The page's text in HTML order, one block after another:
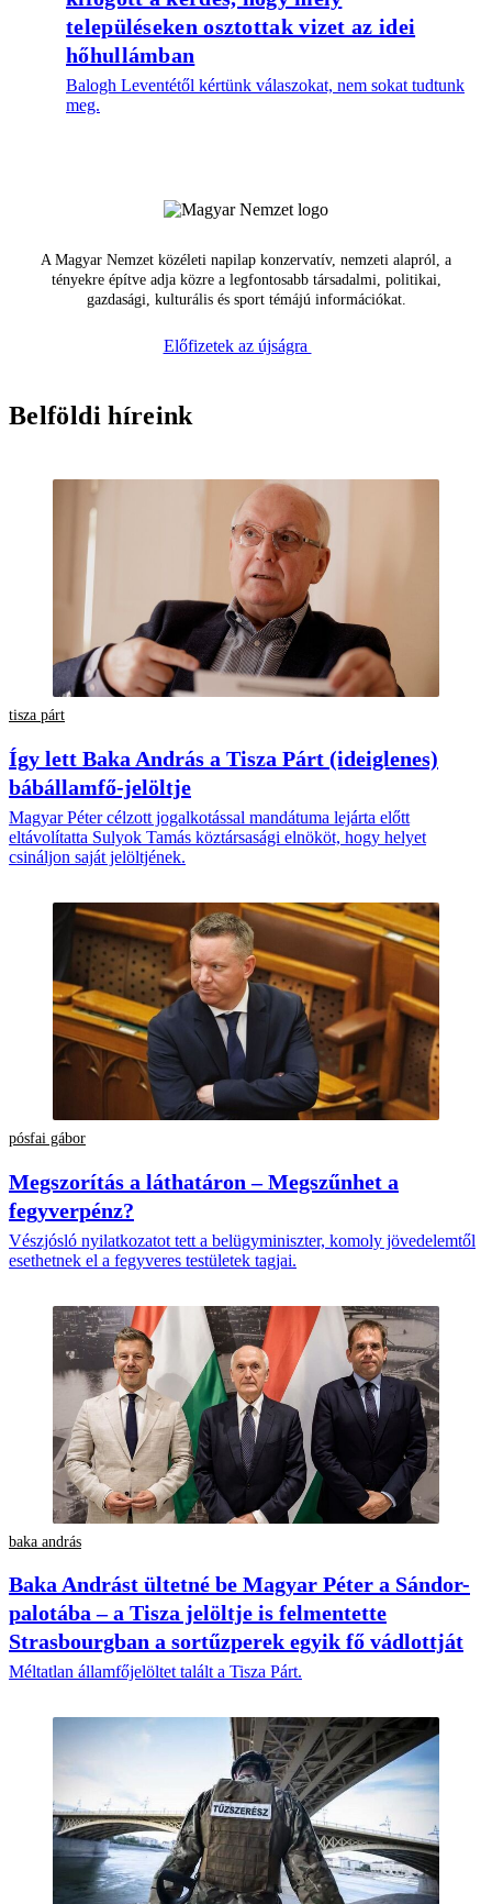
településeken osztottak vizet az idei
hőhullámban
Balogh Leventétől kértünk válaszokat, nem sokat tudtunk
meg.
A Magyar Nemzet közéleti napilap konzervatív, nemzeti alapról, a
tényekre építve adja közre a legfontosabb társadalmi, politikai,
gazdasági, kulturális és sport témájú információkat.
Előfizetek az újságra
Belföldi híreink
tisza párt
Így lett Baka András a Tisza Párt (ideiglenes)
bábállamfő-jelöltje
Magyar Péter célzott jogalkotással mandátuma lejárta előtt
eltávolítatta Sulyok Tamás köztársasági elnököt, hogy helyet
csináljon saját jelöltjének.
pósfai gábor
Megszorítás a láthatáron – Megszűnhet a
fegyverpénz?
Vészjósló nyilatkozatot tett a belügyminiszter, komoly jövedelemtől
esethetnek el a fegyveres testületek tagjai.
baka andrás
Baka Andrást ültetné be Magyar Péter a Sándor-
palotába – a Tisza jelöltje is felmentette
Strasbourgban a sortűzperek egyik fő vádlottját
Méltatlan államfőjelöltet talált a Tisza Párt.